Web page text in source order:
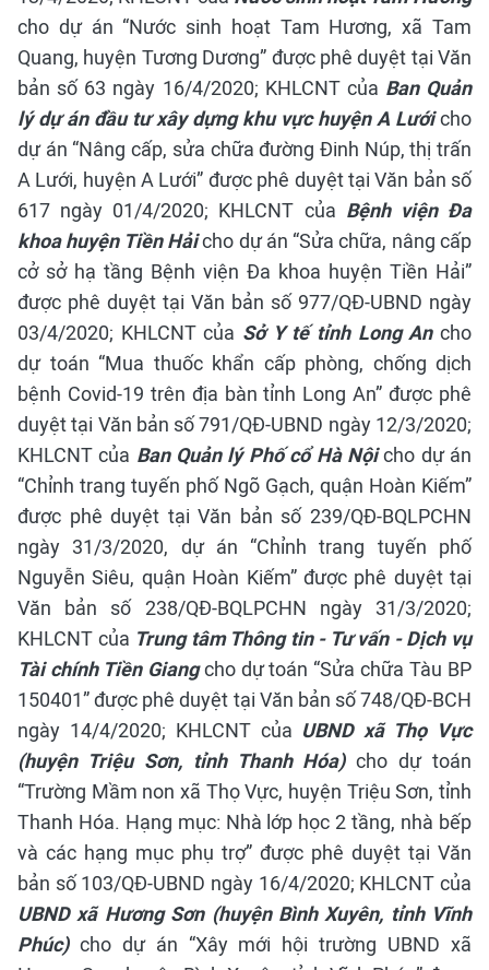
cho dự án “Nước sinh hoạt Tam Hương, xã Tam
Quang, huyện Tương Dương” được phê duyệt tại Văn
bản số 63 ngày 16/4/2020; KHLCNT của Ban Quản
lý dự án đầu tư xây dựng khu vực huyện A Lướicho
dự án “Nâng cấp, sửa chữa đường Đinh Núp, thị trấn
A Lưới, huyện A Lưới” được phê duyệt tại Văn bản số
617 ngày 01/4/2020; KHLCNT của Bệnh viện Đa
khoa huyện Tiền Hảicho dự án “Sửa chữa, nâng cấp
cở sở hạ tầng Bệnh viện Đa khoa huyện Tiền Hải”
được phê duyệt tại Văn bản số 977/QĐ-UBND ngày
03/4/2020; KHLCNT của Sở Y tế tỉnh Long Ancho
dự toán “Mua thuốc khẩn cấp phòng, chống dịch
bệnh Covid-19 trên địa bàn tỉnh Long An” được phê
duyệt tại Văn bản số 791/QĐ-UBND ngày 12/3/2020;
KHLCNT của Ban Quản lý Phố cổ Hà Nộicho dự án
“Chỉnh trang tuyến phố Ngõ Gạch, quận Hoàn Kiếm”
được phê duyệt tại Văn bản số 239/QĐ-BQLPCHN
ngày 31/3/2020, dự án “Chỉnh trang tuyến phố
Nguyễn Siêu, quận Hoàn Kiếm” được phê duyệt tại
Văn bản số 238/QĐ-BQLPCHN ngày 31/3/2020;
KHLCNT của Trung tâm Thông tin - Tư vấn - Dịch vụ
Tài chính Tiền Giangcho dự toán “Sửa chữa Tàu BP
150401” được phê duyệt tại Văn bản số 748/QĐ-BCH
ngày 14/4/2020; KHLCNT của UBND xã Thọ Vực
(huyện Triệu Sơn, tỉnh Thanh Hóa)cho dự toán
“Trường Mầm non xã Thọ Vực, huyện Triệu Sơn, tỉnh
Thanh Hóa. Hạng mục: Nhà lớp học 2 tầng, nhà bếp
và các hạng mục phụ trợ” được phê duyệt tại Văn
bản số 103/QĐ-UBND ngày 16/4/2020; KHLCNT của
UBND xã Hương Sơn (huyện Bình Xuyên, tỉnh Vĩnh
Phúc)cho dự án “Xây mới hội trường UBND xã